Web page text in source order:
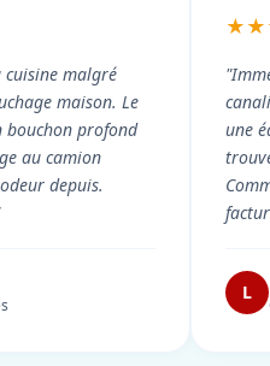
cuisine malgré
maison. Le
bouchon profond
au camion
depuis.
une
L